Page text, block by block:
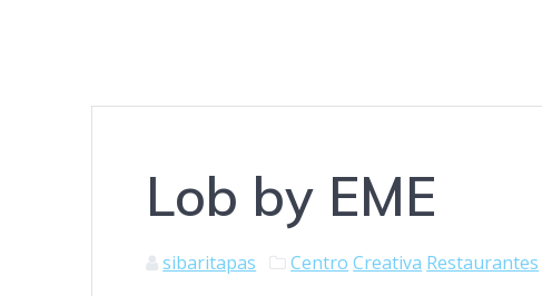
Lob by EME
sibaritapas Centro Creativa Restaurantes